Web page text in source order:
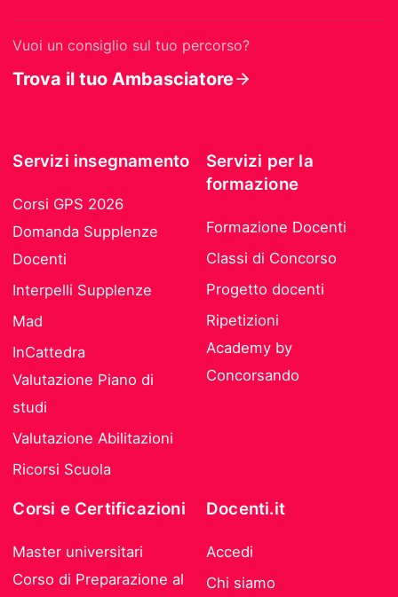
Vuoi un consiglio sul tuo percorso?
Trova il tuo Ambasciatore
Servizi insegnamento
Corsi GPS 2026
Domanda Supplenze
Docenti
Interpelli Supplenze
Mad
InCattedra
Valutazione Piano di
studi
Valutazione Abilitazioni
Ricorsi Scuola
Servizi per la
formazione
Formazione Docenti
Classi di Concorso
Progetto docenti
Ripetizioni
Academy by
Concorsando
Corsi e Certificazioni
Master universitari
Corso di Preparazione al
Docenti.it
Accedi
Chi siamo